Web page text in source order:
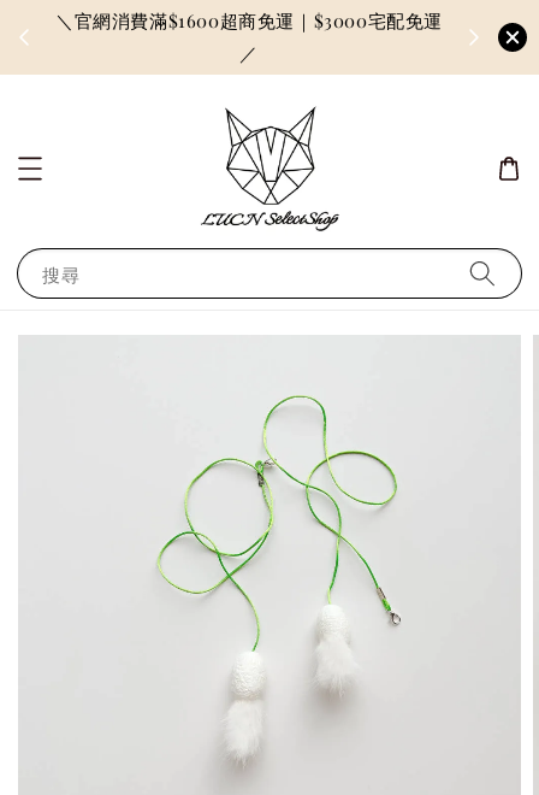
＼官網消費滿$1600超商免運｜$3000宅配免運
／
因訂單
搜尋